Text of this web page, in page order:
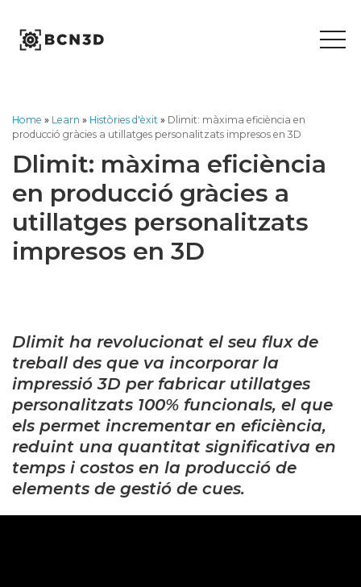
content
Home » Learn » Històries d'èxit » Dlimit: màxima eficiència en
producció gràcies a utillatges personalitzats impresos en 3D
Dlimit: màxima eficiència
en producció gràcies a
utillatges personalitzats
impresos en 3D
Dlimit ha revolucionat el seu flux de
treball des que va incorporar la
impressió 3D per fabricar utillatges
personalitzats 100% funcionals, el que
els permet incrementar en eficiència,
reduint una quantitat significativa en
temps i costos en la producció de
elements de gestió de cues.